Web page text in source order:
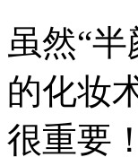
虽然“
的化妆
很重要